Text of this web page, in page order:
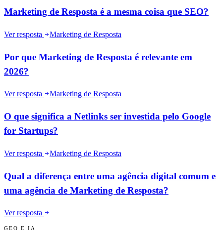
Marketing de Resposta é a mesma coisa que SEO?
Ver resposta Marketing de Resposta
Por que Marketing de Resposta é relevante em
2026?
Ver resposta Marketing de Resposta
O que significa a Netlinks ser investida pelo Google
for Startups?
Ver resposta Marketing de Resposta
Qual a diferença entre uma agência digital comum e
uma agência de Marketing de Resposta?
Ver resposta
GEO E IA